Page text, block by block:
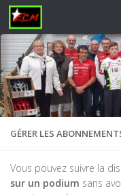
Skip to content
GÉRER LES
Vous pouvez suivre la
sur un podium sans